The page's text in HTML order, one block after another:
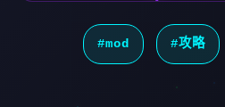
#mod #攻略